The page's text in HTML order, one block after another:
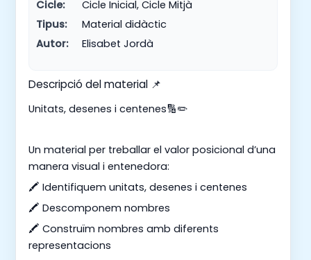
Cicle:
Cicle Inicial, Cicle Mitjà
Tipus:
Material didàctic
Autor:
Elisabet Jordà
Descripció del material 📌
Unitats, desenes i centenes🔢✏️
Un material per treballar el valor posicional d’una
manera visual i entenedora:
🖍️ Identifiquem unitats, desenes i centenes
🖍️ Descomponem nombres
🖍️ Construïm nombres amb diferents
representacions